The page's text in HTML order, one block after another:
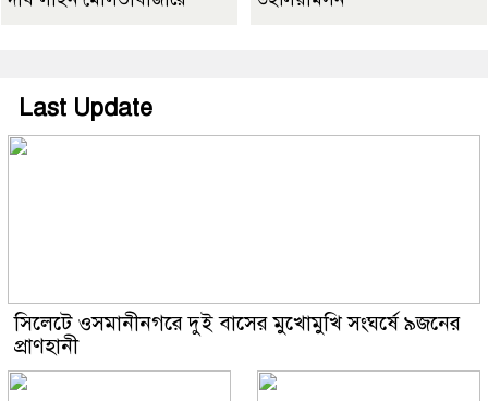
Last Update
সিলেটে ওসমানীনগরে দুই বাসের মুখোমুখি সংঘর্ষে ৯জনের
প্রাণহানী